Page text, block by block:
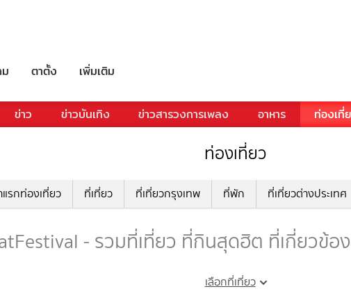
ม ตาตั้ง เพิ่มเติม
ข่าว ข่าวบันเทิง ข่าวสารวงการเพลง อาหาร ท่องเที่
ท่องเที่ยว
รกท่องเที่ยว ที่เที่ยว ที่เที่ยวกรุงเทพ ที่พัก ที่เที่ยวต่างประเทศ
- รวมที่เที่ยว ที่กินสุดฮิต ที่เกี่ยวข้อ
เลือกที่เที่ยว